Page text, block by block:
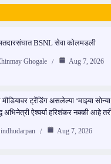
BSNL सेवा कोलमडली
Ghogale Aug 7, 2026
ट्रेंडिंग असलेल्या ‘माझ्या
अभिनेत्री ऐश्वर्या हरिशंकर नक्की आहे
Aug 7, 2026